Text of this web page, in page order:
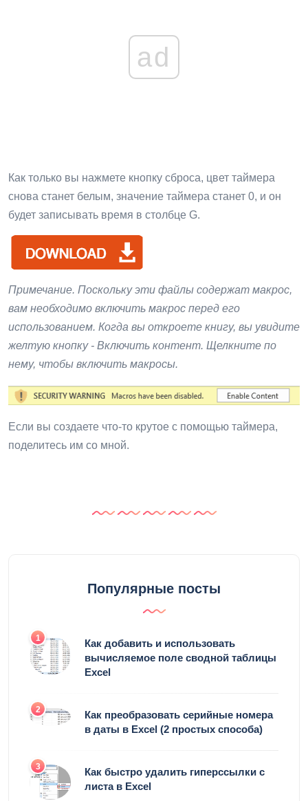
ad
Как только вы нажмете кнопку сброса, цвет таймера
снова станет белым, значение таймера станет 0, и он
будет записывать время в столбце G.
Примечание. Поскольку эти файлы содержат макрос,
вам необходимо включить макрос перед его
использованием. Когда вы откроете книгу, вы увидите
желтую кнопку - Включить контент. Щелкните по
нему, чтобы включить макросы.
Если вы создаете что-то крутое с помощью таймера,
поделитесь им со мной.
Популярные посты
1
Как добавить и использовать
вычисляемое поле сводной таблицы
Excel
2
Как преобразовать серийные номера
в даты в Excel (2 простых способа)
3
Как быстро удалить гиперссылки с
листа в Excel